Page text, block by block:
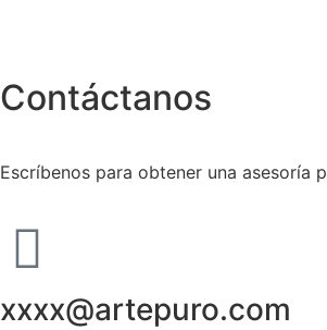
Contáctanos
Escríbenos para obtener una asesoría
xxxx@artepuro.com